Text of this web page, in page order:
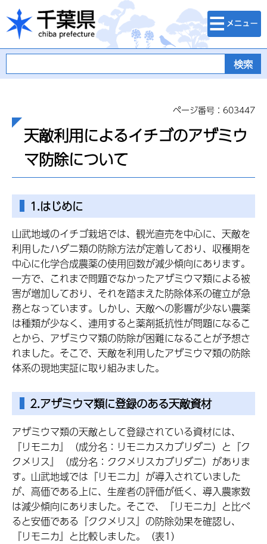
千葉県
検索・メニュ
ー
ページ番号：603447
天敵利用によるイチゴのアザミウ
マ防除について
1.はじめに
山武地域のイチゴ栽培では、観光直売を中心に、天敵を
利用したハダニ類の防除方法が定着しており、収穫期を
中心に化学合成農薬の使用回数が減少傾向にあります。
一方で、これまで問題でなかったアザミウマ類による被
害が増加しており、それを踏まえた防除体系の確立が急
務となっています。しかし、天敵への影響が少ない農薬
は種類が少なく、連用すると薬剤抵抗性が問題になるこ
とから、アザミウマ類の防除が困難になることが予想さ
れました。そこで、天敵を利用したアザミウマ類の防除
体系の現地実証に取り組みました。
2.アザミウマ類に登録のある天敵資材
アザミウマ類の天敵として登録されている資材には、
『リモニカ』（成分名：リモニカスカブリダニ）と『ク
クメリス』（成分名：ククメリスカブリダニ）がありま
す。山武地域では『リモニカ』が導入されていました
が、高価である上に、生産者の評価が低く、導入農家数
は減少傾向にありました。そこで、『リモニカ』と比べ
ると安価である『ククメリス』の防除効果を確認し、
『リモニカ』と比較しました。（表1）